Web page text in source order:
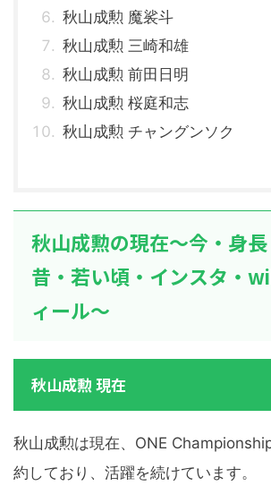
秋山成勲 魔裟斗
秋山成勲 三崎和雄
秋山成勲 前田日明
秋山成勲 桜庭和志
秋山成勲 チャングンソク
秋山成勲の現在～今・身長
昔・若い頃・インスタ・
ィール～
秋山成勲 現在
秋山成勲は現在、ONE
約しており、活躍を続けています。